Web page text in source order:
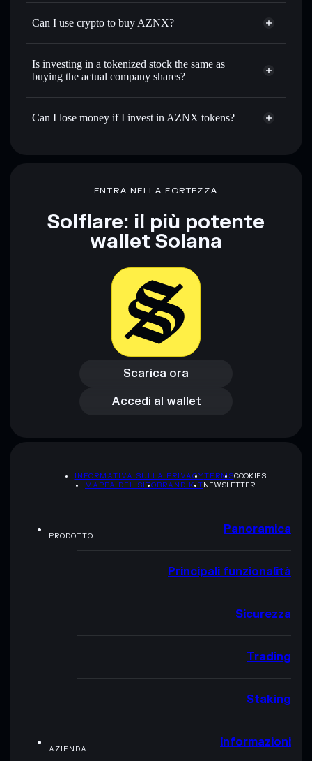
Can I use crypto to buy AZNX?
Is investing in a tokenized stock the same as
buying the actual company shares?
Can I lose money if I invest in AZNX tokens?
ENTRA NELLA FORTEZZA
Solflare: il più potente
wallet Solana
Scarica ora
Scarica ora
Accedi al wallet
Accedi al wallet
INFORMATIVA SULLA PRIVACYTERMSCOOKIES
MAPPA DEL SITOBRAND KITNEWSLETTER
PRODOTTO Panoramica
Principali funzionalità
Sicurezza
Trading
Staking
AZIENDA Informazioni